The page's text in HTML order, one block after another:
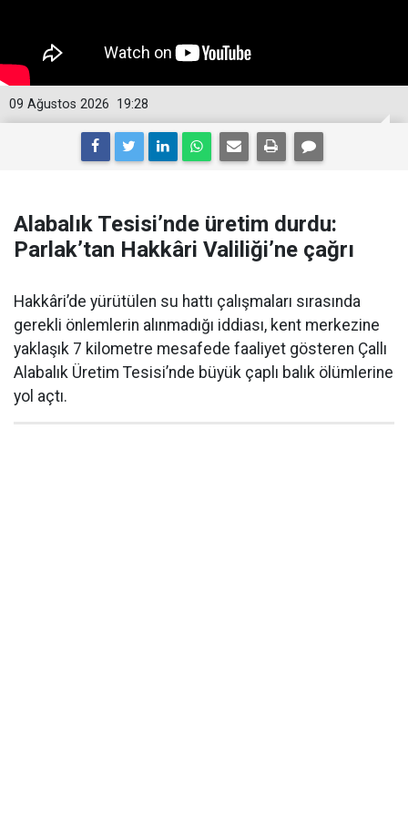
19:28
09 Ağustos 2026
Alabalık Tesisi’nde üretim durdu:
Parlak’tan Hakkâri Valiliği’ne çağrı
Hakkâri’de yürütülen su hattı çalışmaları sırasında
gerekli önlemlerin alınmadığı iddiası, kent merkezine
yaklaşık 7 kilometre mesafede faaliyet gösteren Çallı
Alabalık Üretim Tesisi’nde büyük çaplı balık ölümlerine
yol açtı.